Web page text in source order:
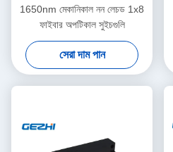
1650nm মেকানিকাল নন লেচড 1x8
ফাইবার অপটিকাল সুইচগুলি
সেরা দাম পান